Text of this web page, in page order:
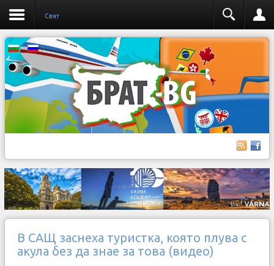
Свят
В САЩ заснеха туристка, която плува с
акула без да знае за това (видео)